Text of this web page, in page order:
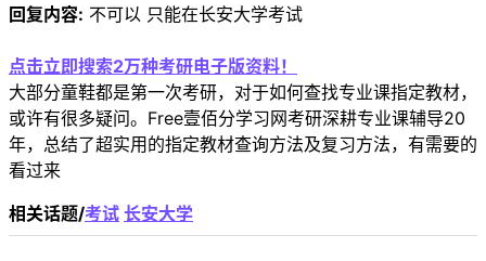
回复内容: 不可以 只能在长安大学考试
点击立即搜索2万种考研电子版资料！
大部分童鞋都是第一次考研，对于如何查找专业课指定教材，
或许有很多疑问。Free壹佰分学习网考研深耕专业课辅导20
年，总结了超实用的指定教材查询方法及复习方法，有需要的
看过来
相关话题/考试 长安大学